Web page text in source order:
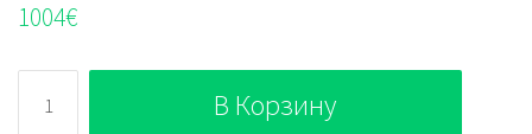
1004€
Bosch
В Корзину